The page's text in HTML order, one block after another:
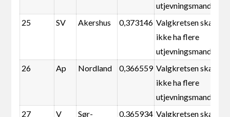
utjevningsmandater
25
SV Akershus 0,373146 Valgkretsen skal
ikke ha flere
utjevningsmandater
26
Ap Nordland 0,366559 Valgkretsen skal
ikke ha flere
utjevningsmandater
27
V
Sør-
0,365934 Valgkretsen skal